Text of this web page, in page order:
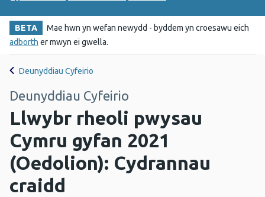
BETA
Mae hwn yn wefan newydd - byddem yn croesawu eich
adborth er mwyn ei gwella.
Deunyddiau Cyfeirio
Deunyddiau Cyfeirio
Llwybr rheoli pwysau
Cymru gyfan 2021
(Oedolion): Cydrannau
craidd